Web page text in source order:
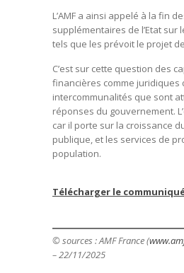
L’AMF a ainsi appelé à la fin
supplémentaires de l’Etat sur
tels que les prévoit le projet
C’est sur cette question des
financières comme juridiques
intercommunalités que sont
réponses du gouvernement.
car il porte sur la croissance
publique, et les services de
population.
Télécharger le
© sources : AMF France (
– 22/11/2025